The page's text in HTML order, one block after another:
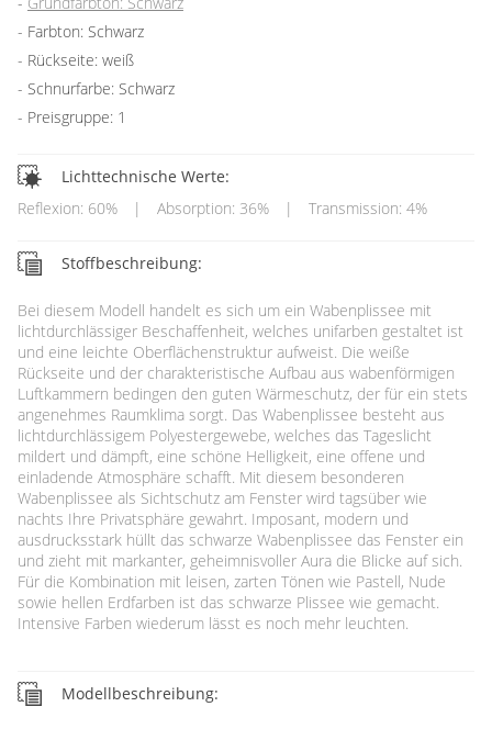
Farbton: Schwarz
Rückseite: weiß
Schnurfarbe: Schwarz
Preisgruppe: 1
Lichttechnische Werte:
Reflexion: 60%
| Absorption: 36% | Transmission: 4%
Stoffbeschreibung:
Bei diesem Modell handelt es sich um ein Wabenplissee mit
lichtdurchlässiger Beschaffenheit, welches unifarben gestaltet ist
und eine leichte Oberflächenstruktur aufweist. Die weiße
Rückseite und der charakteristische Aufbau aus wabenförmigen
Luftkammern bedingen den guten Wärmeschutz, der für ein stets
angenehmes Raumklima sorgt. Das Wabenplissee besteht aus
lichtdurchlässigem Polyestergewebe, welches das Tageslicht
mildert und dämpft, eine schöne Helligkeit, eine offene und
einladende Atmosphäre schafft. Mit diesem besonderen
Wabenplissee als Sichtschutz am Fenster wird tagsüber wie
nachts Ihre Privatsphäre gewahrt. Imposant, modern und
ausdrucksstark hüllt das schwarze Wabenplissee das Fenster ein
und zieht mit markanter, geheimnisvoller Aura die Blicke auf sich.
Für die Kombination mit leisen, zarten Tönen wie Pastell, Nude
sowie hellen Erdfarben ist das schwarze Plissee wie gemacht.
Intensive Farben wiederum lässt es noch mehr leuchten.
Modellbeschreibung: